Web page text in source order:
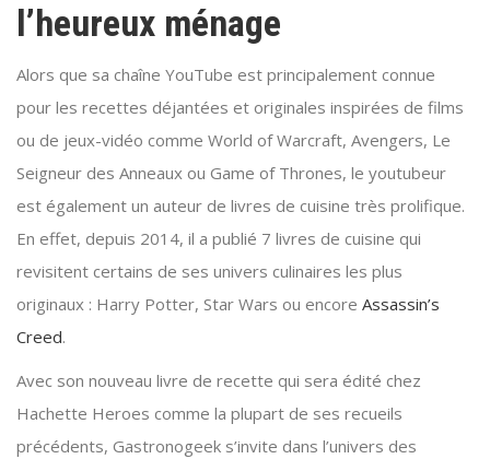
l’heureux ménage
Alors que sa chaîne YouTube est principalement connue
pour les recettes déjantées et originales inspirées de films
ou de jeux-vidéo comme World of Warcraft, Avengers, Le
Seigneur des Anneaux ou Game of Thrones, le youtubeur
est également un auteur de livres de cuisine très prolifique.
En effet, depuis 2014, il a publié 7 livres de cuisine qui
revisitent certains de ses univers culinaires les plus
originaux : Harry Potter, Star Wars ou encore Assassin’s
Creed.
Avec son nouveau livre de recette qui sera édité chez
Hachette Heroes comme la plupart de ses recueils
précédents, Gastronogeek s’invite dans l’univers des